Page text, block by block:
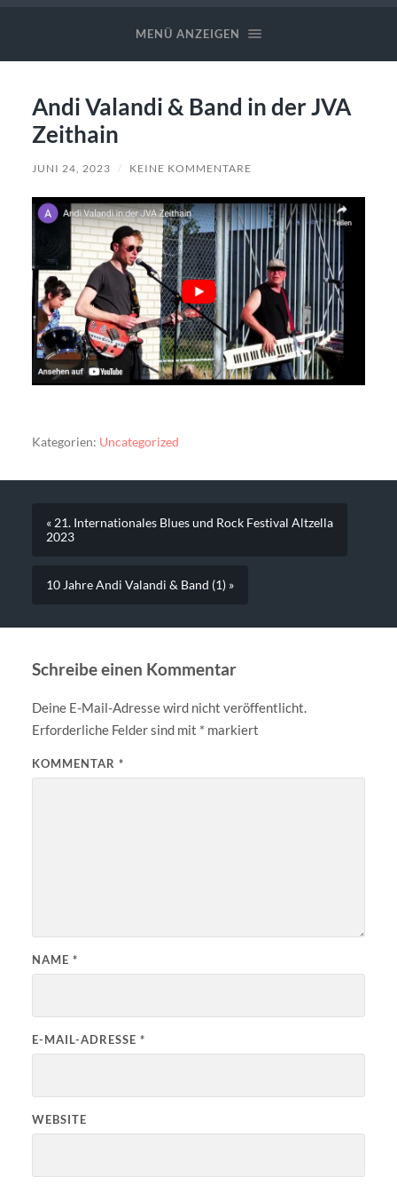
MENÜ ANZEIGEN
Andi Valandi & Band in der JVA
Zeithain
JUNI 24, 2023 / KEINE KOMMENTARE
Kategorien: Uncategorized
« 21. Internationales Blues und Rock Festival Altzella
2023
10 Jahre Andi Valandi & Band (1) »
Schreibe einen Kommentar
Deine E-Mail-Adresse wird nicht veröffentlicht.
Erforderliche Felder sind mit * markiert
KOMMENTAR *
NAME *
E-MAIL-ADRESSE *
WEBSITE